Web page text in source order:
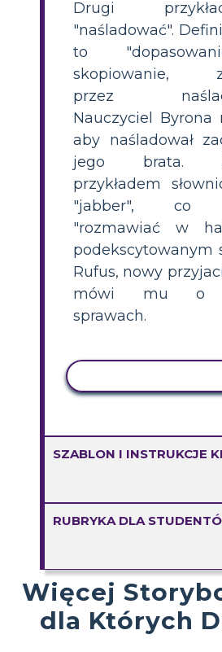
Drugi
"naśladować".
to
skopiowanie,
przez
Nauczyciel Byrona
aby naśladował
jego brata.
przykładem
"jabber", co
"rozmawiać w
podekscytowanym
Rufus, nowy
mówi mu o
sprawach.
SZABLON I INSTRUKCJE
RUBRYKA DLA
Więcej
dla Których